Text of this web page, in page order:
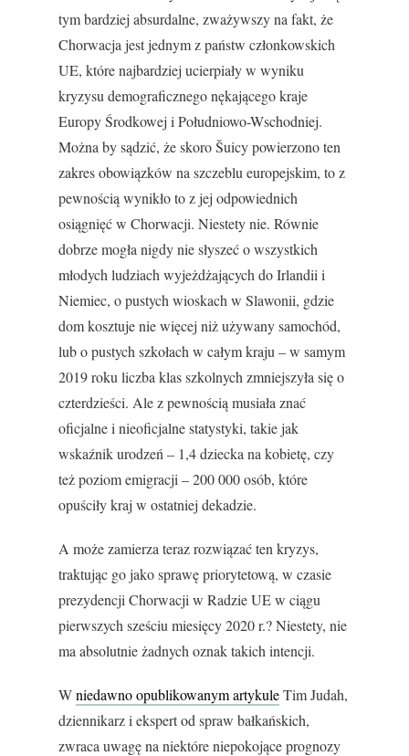
tym bardziej absurdalne, zważywszy na fakt, że
Chorwacja jest jednym z państw członkowskich
UE, które najbardziej ucierpiały w wyniku
kryzysu demograficznego nękającego kraje
Europy Środkowej i Południowo-Wschodniej.
Można by sądzić, że skoro Šuicy powierzono ten
zakres obowiązków na szczeblu europejskim, to z
pewnością wynikło to z jej odpowiednich
osiągnięć w Chorwacji. Niestety nie. Równie
dobrze mogła nigdy nie słyszeć o wszystkich
młodych ludziach wyjeżdżających do Irlandii i
Niemiec, o pustych wioskach w Slawonii, gdzie
dom kosztuje nie więcej niż używany samochód,
lub o pustych szkołach w całym kraju – w samym
2019 roku liczba klas szkolnych zmniejszyła się o
czterdzieści. Ale z pewnością musiała znać
oficjalne i nieoficjalne statystyki, takie jak
wskaźnik urodzeń – 1,4 dziecka na kobietę, czy
też poziom emigracji – 200 000 osób, które
opuściły kraj w ostatniej dekadzie.
A może zamierza teraz rozwiązać ten kryzys,
traktując go jako sprawę priorytetową, w czasie
prezydencji Chorwacji w Radzie UE w ciągu
pierwszych sześciu miesięcy 2020 r.? Niestety, nie
ma absolutnie żadnych oznak takich intencji.
Wniedawno opublikowanym artykuleTim Judah,
dziennikarz i ekspert od spraw bałkańskich,
zwraca uwagę na niektóre niepokojące prognozy